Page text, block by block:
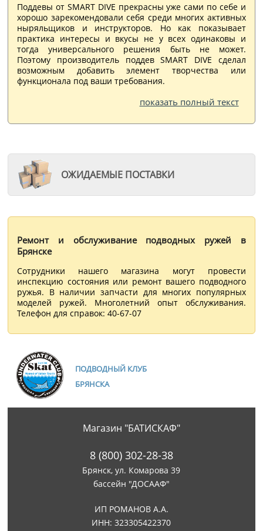
Поддевы от SMART DIVE прекрасны уже сами по себе и
хорошо зарекомендовали себя среди многих активных
ныряльщиков и инструкторов. Но как показывает
практика интересы и вкусы не у всех одинаковы и
тогда универсального решения быть не может.
Поэтому производитель поддев SMART DIVE сделал
возможным добавить элемент творчества или
функционала под ваши требования.
показать полный текст
ОЖИДАЕМЫЕ ПОСТАВКИ
Ремонт и обслуживание подводных ружей в
Брянске
Сотрудники нашего магазина могут провести
инспекцию состояния или ремонт вашего подводного
ружья. В наличии запчасти для многих популярных
моделей ружей. Многолетний опыт обслуживания.
Телефон для справок: 40-67-07
ПОДВОДНЫЙ КЛУБ
БРЯНСКА
Магазин "БАТИСКАФ"
8 (800) 302-28-38
Брянск, ул. Комарова 39
бассейн "ДОСААФ"
ИП РОМАНОВ А.А.
ИНН: 323305422370